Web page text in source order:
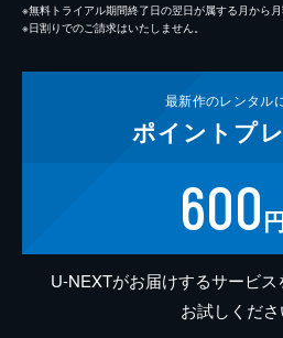
※無料トライアル期間終了日の翌日が属する月から月
※日割りでのご請求はいたしません。
最新作のレンタル
ポイント プ
600
U-NEXTがお届けするサービ
お試しくださ